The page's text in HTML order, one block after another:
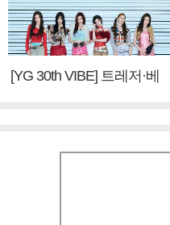
[YG 30th VIBE] 트레저·베